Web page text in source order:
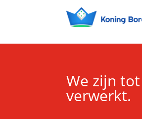
We zijn
verwerkt.